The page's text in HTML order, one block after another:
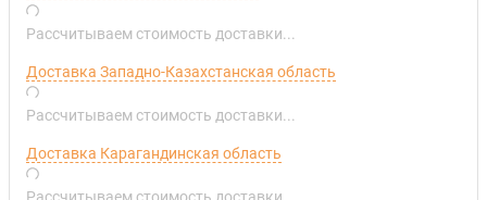
Рассчитываем стоимость доставки...
Доставка Западно-Казахстанская область
Рассчитываем стоимость доставки...
Доставка Карагандинская область